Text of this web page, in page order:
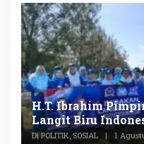
H.T. Ibrahim
Langit Biru
Di POLITIK, SOSIAL | 1